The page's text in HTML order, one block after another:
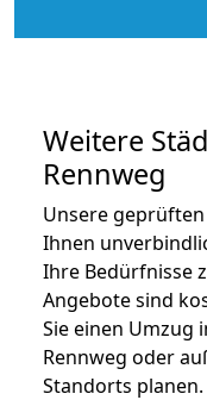
Weitere
Rennweg
Unsere
Ihnen
Ihre Bedürfnisse
Angebote sind
Sie einen Umzug
Rennweg oder
Standorts planen.